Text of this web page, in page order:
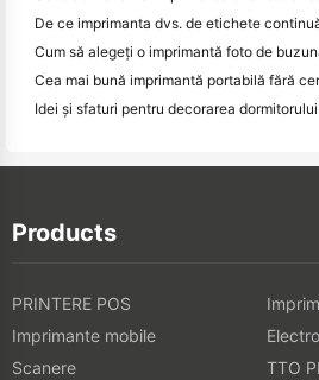
De ce imprimanta dvs. de etichete
Idei și sfaturi pentru decorarea
Products
PRINTERE POS
Imprimante mobile
Scanere
TTO